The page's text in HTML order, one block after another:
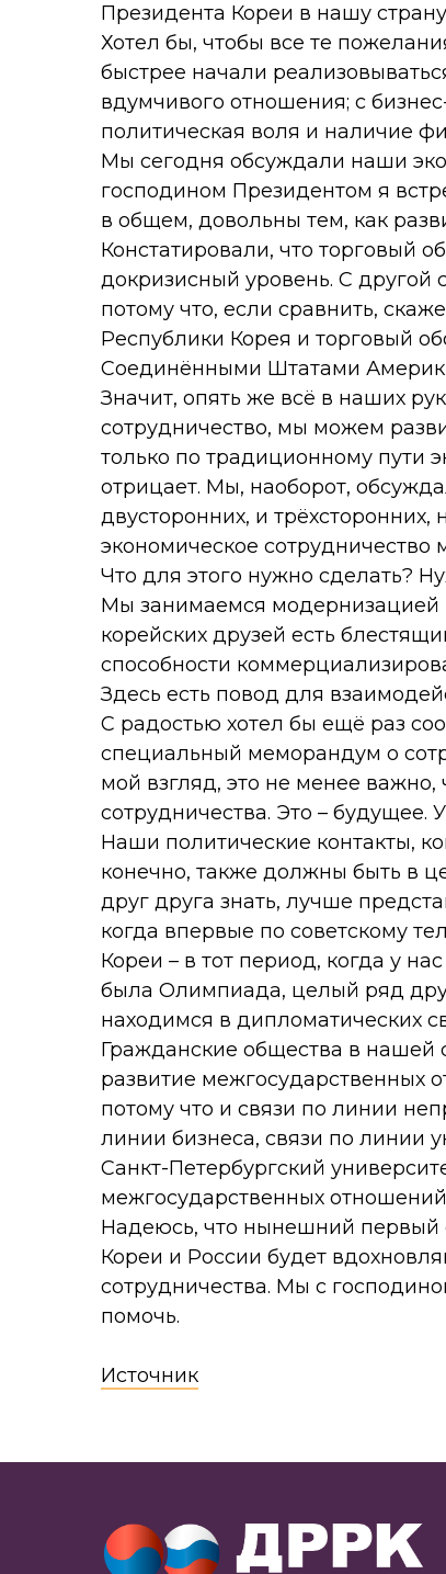
Президента Кореи в нашу
Хотел бы, чтобы все те
быстрее начали
вдумчивого отношения; с
политическая воля и наличие
Мы сегодня обсуждали наши
господином Президентом я
в общем, довольны тем, как
Констатировали, что торговый
докризисный уровень. С другой
потому что, если сравнить,
Республики Корея и торговый
Соединёнными Штатами
Значит, опять же всё в наших
сотрудничество, мы можем
только по традиционному пути
отрицает. Мы, наоборот,
двусторонних, и
экономическое
Что для этого нужно сделать?
Мы занимаемся модернизацией
корейских друзей есть
способности
Здесь есть повод для
С радостью хотел бы ещё раз
специальный меморандум о
мой взгляд, это не менее
сотрудничества. Это – будущее.
Наши политические контакты,
конечно, также должны быть в
друг друга знать, лучше
когда впервые по советскому
Кореи – в тот период, когда у
была Олимпиада, целый ряд
находимся в дипломатических
Гражданские общества в нашей
развитие
потому что и связи по линии
линии бизнеса, связи по линии
Санкт-Петербургский
межгосударственных
Надеюсь, что нынешний
Кореи и России будет
сотрудничества. Мы с
помочь.
Источник